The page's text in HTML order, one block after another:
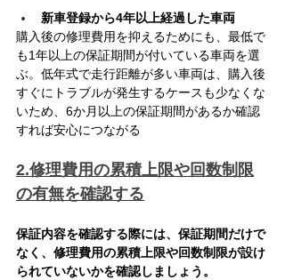
新車登録から4年以上経過した車両
購入後の修理費用を抑えるためにも、最低で
も1年以上の保証期間が付いている車両を選
ぶ。低年式で走行距離が多い車両は、購入後
すぐにトラブルが発生するケースも少なくな
いため、6か月以上の保証期間があるか確認
すれば安心につながる
2.修理費用の累積上限や回数制限
の有無を確認する
保証内容を確認する際には、保証期間だけで
なく、修理費用の累積上限や回数制限が設け
られていないかを確認しましょう。